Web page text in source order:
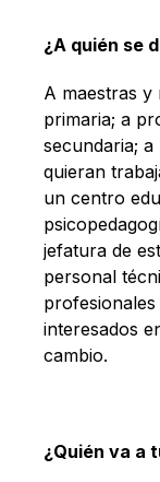
¿A quién se
A maestras y
primaria; a
secundaria; a
quieran
un centro
jefatura de
personal
interesados
cambio.
¿Quién va a